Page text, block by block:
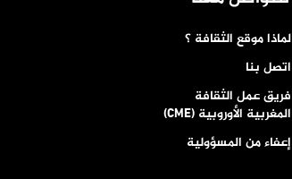
لماذا موقع الثقافة ؟
اتصل بنا
فريق عمل الثقافة
المغربية الأوروبية (CME)
إعفاء من المسؤولية